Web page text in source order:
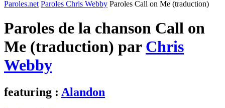
Paroles.net Paroles Chris Webby Paroles Call on Me (traduction)
Paroles de la chanson Call on
Me (traduction) par Chris
Webby
featuring : Alandon